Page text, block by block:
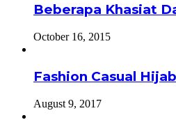
Beberapa Khasiat
October 16, 2015
Fashion Casual Hijab
August 9, 2017